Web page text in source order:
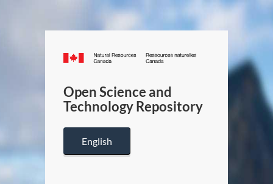
Canada.ca
/
Canada
Open Science and
Technology Repository
English